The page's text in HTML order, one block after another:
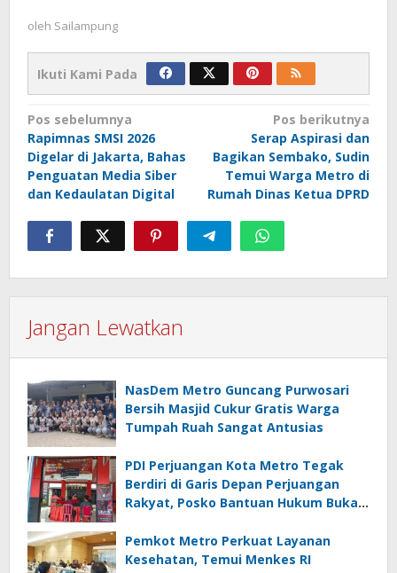
oleh Sailampung
Ikuti Kami Pada
Navigasi
pos
Pos sebelumnya
Rapimnas SMSI 2026
Digelar di Jakarta, Bahas
Penguatan Media Siber
dan Kedaulatan Digital
Pos berikutnya
Serap Aspirasi dan
Bagikan Sembako, Sudin
Temui Warga Metro di
Rumah Dinas Ketua DPRD
Jangan Lewatkan
NasDem Metro Guncang Purwosari
Bersih Masjid Cukur Gratis Warga
Tumpah Ruah Sangat Antusias
PDI Perjuangan Kota Metro Tegak
Berdiri di Garis Depan Perjuangan
Rakyat, Posko Bantuan Hukum Buka
Pemkot Metro Perkuat Layanan
Kesehatan, Temui Menkes RI